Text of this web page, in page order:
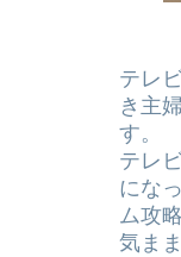
テレ
き主
す。
テレ
にな
ム攻
気ま